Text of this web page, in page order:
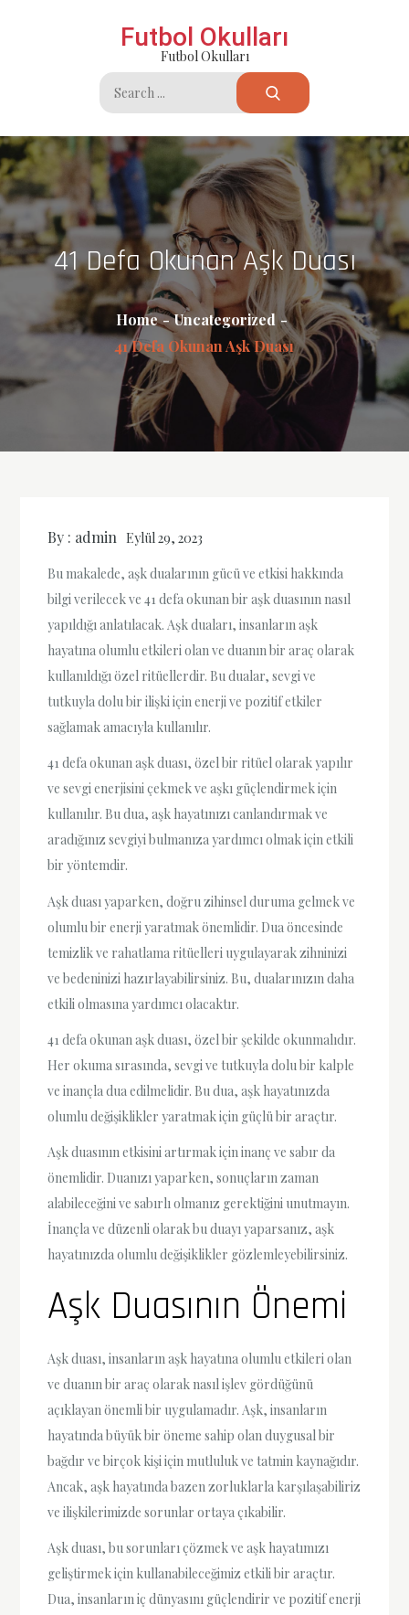
Futbol Okulları
Futbol Okulları
Search
for:
41 Defa Okunan Aşk Duası
Home
Uncategorized
41 Defa Okunan Aşk Duası
By : admin Eylül 29, 2023
Bu makalede, aşk dualarının gücü ve etkisi hakkında
bilgi verilecek ve 41 defa okunan bir aşk duasının nasıl
yapıldığı anlatılacak. Aşk duaları, insanların aşk
hayatına olumlu etkileri olan ve duanın bir araç olarak
kullanıldığı özel ritüellerdir. Bu dualar, sevgi ve
tutkuyla dolu bir ilişki için enerji ve pozitif etkiler
sağlamak amacıyla kullanılır.
41 defa okunan aşk duası, özel bir ritüel olarak yapılır
ve sevgi enerjisini çekmek ve aşkı güçlendirmek için
kullanılır. Bu dua, aşk hayatınızı canlandırmak ve
aradığınız sevgiyi bulmanıza yardımcı olmak için etkili
bir yöntemdir.
Aşk duası yaparken, doğru zihinsel duruma gelmek ve
olumlu bir enerji yaratmak önemlidir. Dua öncesinde
temizlik ve rahatlama ritüelleri uygulayarak zihninizi
ve bedeninizi hazırlayabilirsiniz. Bu, dualarınızın daha
etkili olmasına yardımcı olacaktır.
41 defa okunan aşk duası, özel bir şekilde okunmalıdır.
Her okuma sırasında, sevgi ve tutkuyla dolu bir kalple
ve inançla dua edilmelidir. Bu dua, aşk hayatınızda
olumlu değişiklikler yaratmak için güçlü bir araçtır.
Aşk duasının etkisini artırmak için inanç ve sabır da
önemlidir. Duanızı yaparken, sonuçların zaman
alabileceğini ve sabırlı olmanız gerektiğini unutmayın.
İnançla ve düzenli olarak bu duayı yaparsanız, aşk
hayatınızda olumlu değişiklikler gözlemleyebilirsiniz.
Aşk Duasının Önemi
Aşk duası, insanların aşk hayatına olumlu etkileri olan
ve duanın bir araç olarak nasıl işlev gördüğünü
açıklayan önemli bir uygulamadır. Aşk, insanların
hayatında büyük bir öneme sahip olan duygusal bir
bağdır ve birçok kişi için mutluluk ve tatmin kaynağıdır.
Ancak, aşk hayatında bazen zorluklarla karşılaşabiliriz
ve ilişkilerimizde sorunlar ortaya çıkabilir.
Aşk duası, bu sorunları çözmek ve aşk hayatımızı
geliştirmek için kullanabileceğimiz etkili bir araçtır.
Dua, insanların iç dünyasını güçlendirir ve pozitif enerji